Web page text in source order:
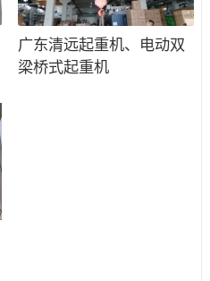
广东清远起重机、电动双
梁桥式起重机